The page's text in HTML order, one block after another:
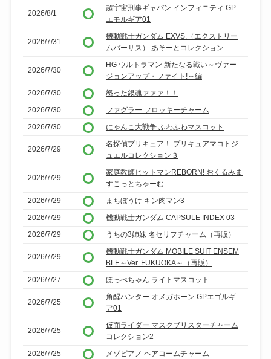
2026/8/1
超宇宙刑事ギャバン インフィニティ GP
エモルギア01
2026/7/31
機動戦士ガンダム EXVS.（エクストリー
ムバーサス） あそーとコレクション
2026/7/30
HG ウルトラマン 新たなる戦い～ヴァー
ジョンアップ・ファイト!～編
2026/7/30
怒った銀魂ァァァ！！
2026/7/30
ファグラー フロッキーチャーム
2026/7/30
にゃんこ大戦争 ふわふわマスコット
2026/7/29
名探偵プリキュア！ プリキュアマコトジ
ュエルコレクション３
2026/7/29
家庭教師ヒットマンREBORN! おくるみま
すこっとちゃーむ
2026/7/29
まちぼうけ キン肉マン3
2026/7/29
機動戦士ガンダム CAPSULE INDEX 03
2026/7/29
うちの3姉妹 名セリフチャーム（再販）
2026/7/29
機動戦士ガンダム MOBILE SUIT ENSEM
BLE～Ver. FUKUOKA～（再販）
2026/7/27
ほっぺちゃん ライトマスコット
2026/7/25
角醒ハンター オメガホーン GPエゴルギ
ア01
2026/7/25
仮面ライダー マスクブリスターチャーム
コレクション2
2026/7/25
メゾピアノ ヘアコームチャーム